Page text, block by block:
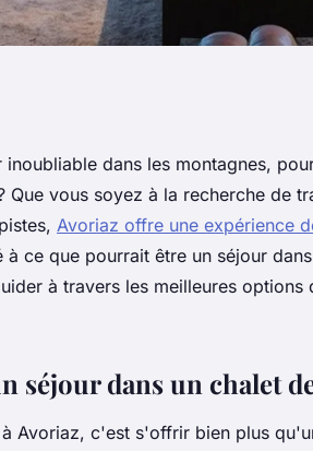
des
dans les montagnes,
Que vous soyez à la recherche de
Avoriaz offre une expérience
à ce que pourrait être un séjour
à travers les meilleures options
séjour dans un chalet
Avoriaz, c'est s'offrir bien plus